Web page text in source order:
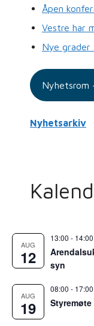
Åpen
Vestre har
Nye grader
Nyhetsrom
Nyhetsarkiv
AUG
12
13:00 - 14:00
syn
AUG
19
08:00 - 17:00